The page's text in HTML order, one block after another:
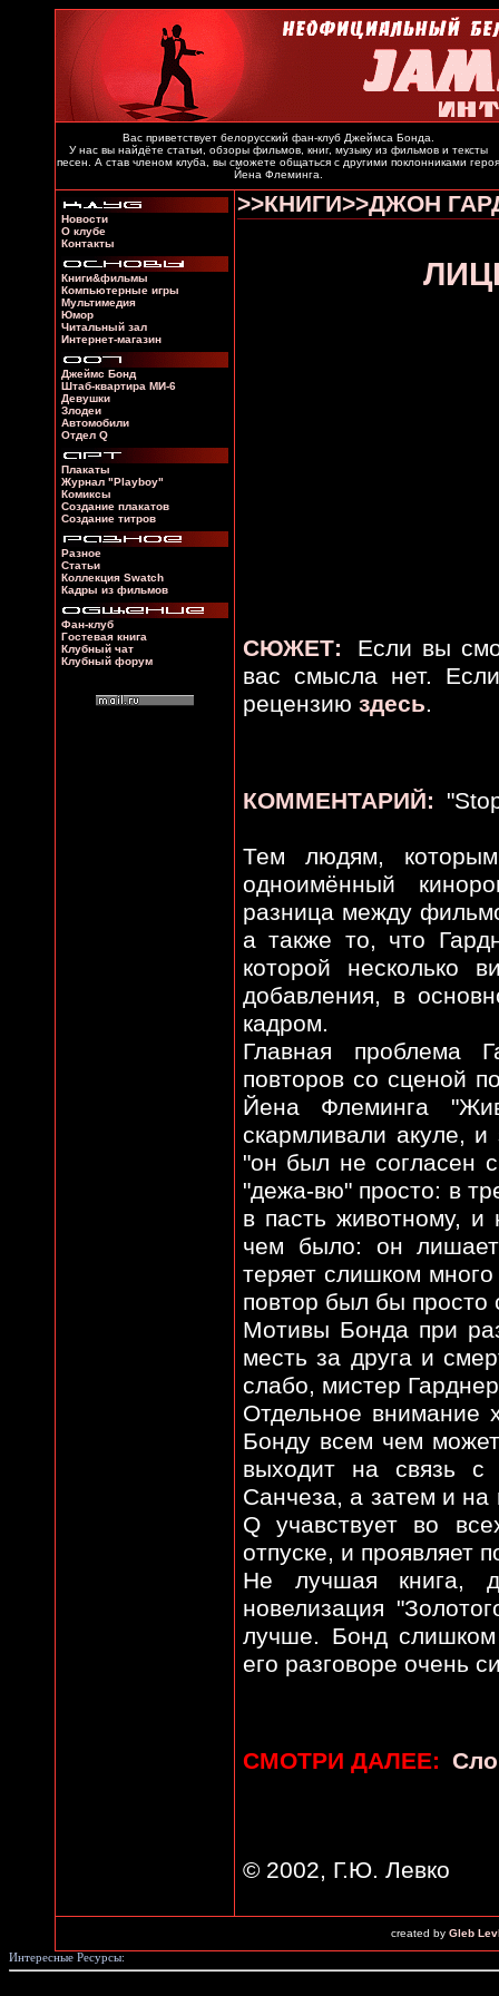
Вас приветствует белорусский фан-клуб Джеймса Бонда.
У нас вы найдёте статьи, обзоры фильмов, книг, музыку из фильмов и тексты
песен. А став членом клуба, вы сможете общаться с другими поклонниками героя
Йена Флеминга.
Новости
О клубе
Контакты
Книги&фильмы
Компьютерные игры
Мультимедия
Юмор
Читальный зал
Интернет-магазин
Джеймс Бонд
Штаб-квартира МИ-6
Девушки
Злодеи
Автомобили
Отдел Q
Плакаты
Журнал "Playboy"
Комиксы
Создание плакатов
Создание титров
Разное
Статьи
Коллекция Swatch
Кадры из фильмов
Фан-клуб
Гостевая книга
Клубный чат
Клубный форум
>>КНИГИ>>ДЖОН
СЮЖЕТ:
Если вы
вас смысла нет.
рецензию здесь.
КОММЕНТАРИЙ:
Тем людям,
одноимённый
разница между
а также то, что
которой несколько
добавления, в
кадром.
Главная проблема
повторов со сценой
Йена Флеминга
скармливали акуле,
"он был не согласен
"дежа-вю" просто: в
в пасть животному, и
чем было: он
теряет слишком много
повтор был бы
Мотивы Бонда при
месть за друга и
слабо, мистер
Отдельное внимание
Бонду всем чем
выходит на связь
Санчеза, а затем и на
Q учавствует во
отпуске, и проявляет
Не лучшая книга,
новелизация
лучше. Бонд слишком
его разговоре очень
СМОТРИ ДАЛЕЕ:
© 2002, Г.Ю. Левко
created by Gleb
Интересные Ресурсы: